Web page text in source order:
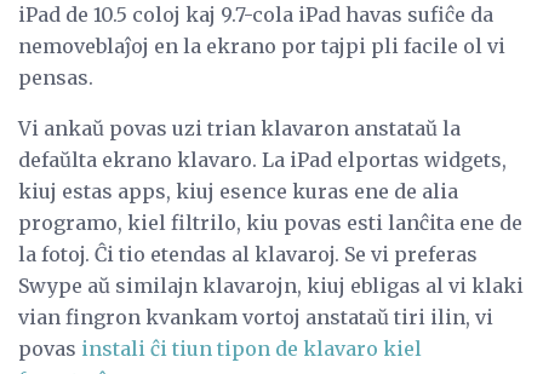
iPad de 10.5 coloj kaj 9.7-cola iPad havas sufiĉe da
nemoveblaĵoj en la ekrano por tajpi pli facile ol vi
pensas.
Vi ankaŭ povas uzi trian klavaron anstataŭ la
defaŭlta ekrano klavaro. La iPad elportas widgets,
kiuj estas apps, kiuj esence kuras ene de alia
programo, kiel filtrilo, kiu povas esti lanĉita ene de
la fotoj. Ĉi tio etendas al klavaroj. Se vi preferas
Swype aŭ similajn klavarojn, kiuj ebligas al vi klaki
vian fingron kvankam vortoj anstataŭ tiri ilin, vi
povas instali ĉi tiun tipon de klavaro kiel